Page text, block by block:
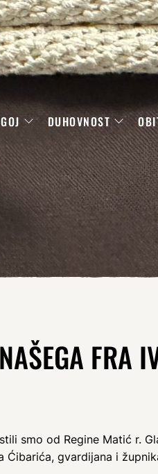
DUHOVNOST
FRA
smo od Regine Matić r.
gvardijana i